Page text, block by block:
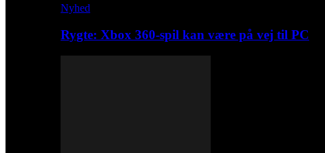
Nyhed
Rygte: Xbox 360-spil kan være på vej til PC